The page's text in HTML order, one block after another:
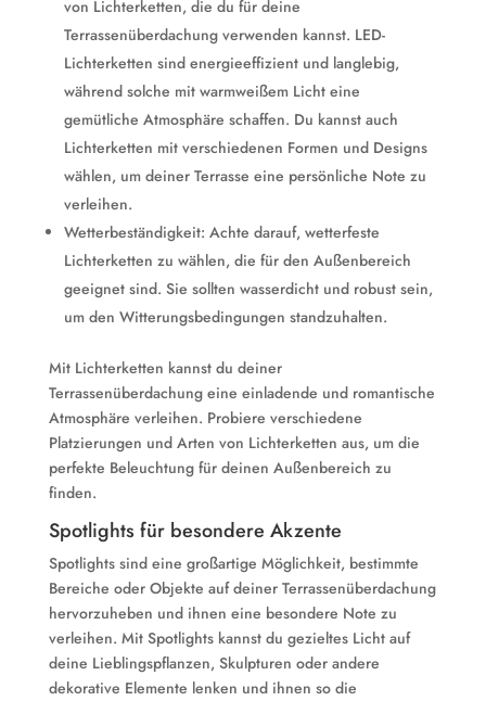
von Lichterketten, die du für deine
Terrassenüberdachung verwenden kannst. LED-
Lichterketten sind energieeffizient und langlebig,
während solche mit warmweißem Licht eine
gemütliche Atmosphäre schaffen. Du kannst auch
Lichterketten mit verschiedenen Formen und Designs
wählen, um deiner Terrasse eine persönliche Note zu
verleihen.
Wetterbeständigkeit: Achte darauf, wetterfeste
Lichterketten zu wählen, die für den Außenbereich
geeignet sind. Sie sollten wasserdicht und robust sein,
um den Witterungsbedingungen standzuhalten.
Mit Lichterketten kannst du deiner
Terrassenüberdachung eine einladende und romantische
Atmosphäre verleihen. Probiere verschiedene
Platzierungen und Arten von Lichterketten aus, um die
perfekte Beleuchtung für deinen Außenbereich zu
finden.
Spotlights für besondere Akzente
Spotlights sind eine großartige Möglichkeit, bestimmte
Bereiche oder Objekte auf deiner Terrassenüberdachung
hervorzuheben und ihnen eine besondere Note zu
verleihen. Mit Spotlights kannst du gezieltes Licht auf
deine Lieblingspflanzen, Skulpturen oder andere
dekorative Elemente lenken und ihnen so die